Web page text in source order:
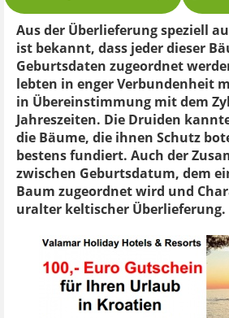
Aus der Überlieferung speziell
ist bekannt, dass jeder dieser
Geburtsdaten zugeordnet
lebten in enger Verbundenheit
in Übereinstimmung mit dem
Jahreszeiten. Die Druiden
die Bäume, die ihnen Schutz
bestens fundiert. Auch der
zwischen Geburtsdatum, dem
Baum zugeordnet wird und
uralter keltischer Überlieferung.